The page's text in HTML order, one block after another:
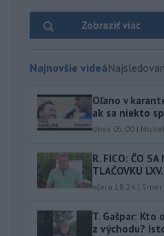
Zobraziť viac
Najnovšie videá
Oľano v
ak sa niekto
dnes 05:00 |
R. FICO: ČO
TLAČOVKU LXV.
včera 18:24 | Smer
T. Gašpar:
z východu?